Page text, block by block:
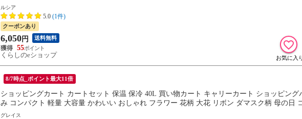
ルシア
5.0 (1件)
クーポンあり
6,050 円 送料無料
55
くらしのeショップ
8/7時点_ポイント最大11倍
ショッピングカート カートセット 保温 保冷 40L 買い物カート キャリーカート ショッピング
み コンパクト 軽量 大容量 かわいい おしゃれ フラワー 花柄 大花 リボン ダマスク柄 母の日
グレイス